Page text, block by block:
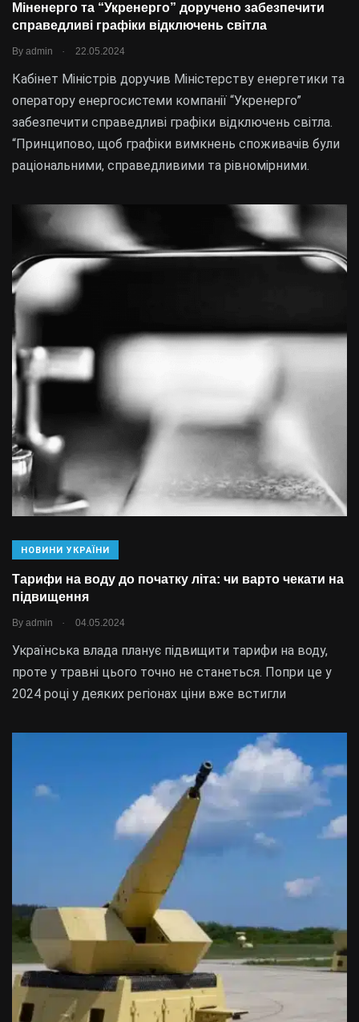
Міненерго та “Укренерго” доручено забезпечити
справедливі графіки відключень світла
By admin 22.05.2024
Кабінет Міністрів доручив Міністерству енергетики та
оператору енергосистеми компанії “Укренерго”
забезпечити справедливі графіки відключень світла.
“Принципово, щоб графіки вимкнень споживачів були
раціональними, справедливими та рівномірними.
НОВИНИ УКРАЇНИ
Тарифи на воду до початку літа: чи варто чекати на
підвищення
By admin 04.05.2024
Українська влада планує підвищити тарифи на воду,
проте у травні цього точно не станеться. Попри це у
2024 році у деяких регіонах ціни вже встигли